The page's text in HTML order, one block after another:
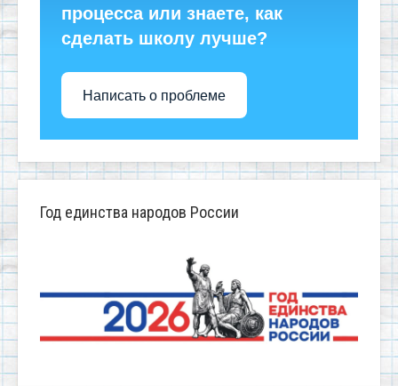
процесса или знаете, как
сделать школу лучше?
Написать о проблеме
Год единства народов России